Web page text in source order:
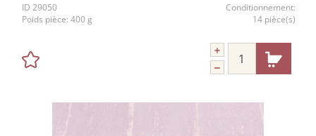
ID 29050
Conditionnement:
Poids pièce: 400 g 14 pièce(s)